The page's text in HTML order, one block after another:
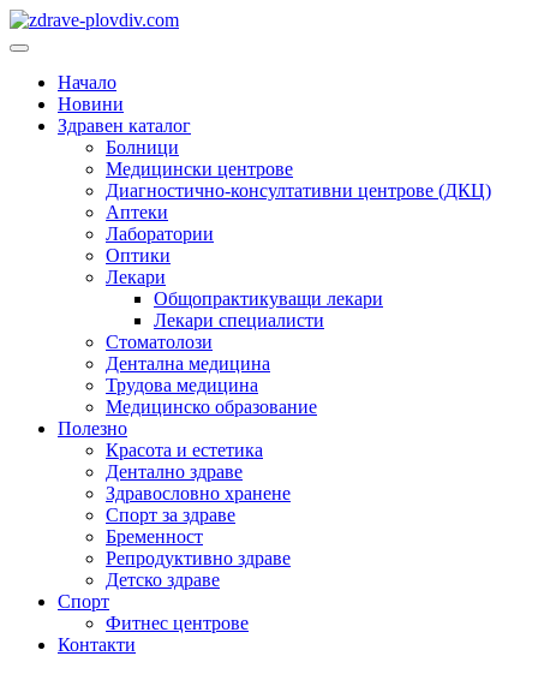
Преминете
към
Основно
Начало
Новини
Здравен каталог
Болници
Медицински центрове
Диагностично-консултативни центрове (ДКЦ)
Аптеки
Лаборатории
Оптики
Лекари
Общопрактикуващи лекари
Лекари специалисти
Стоматолози
Дентална медицина
Трудова медицина
Медицинско образование
Полезно
Красота и естетика
Дентално здраве
Здравословно хранене
Спорт за здраве
Бременност
Репродуктивно здраве
Детско здраве
Спорт
Фитнес центрове
Контакти